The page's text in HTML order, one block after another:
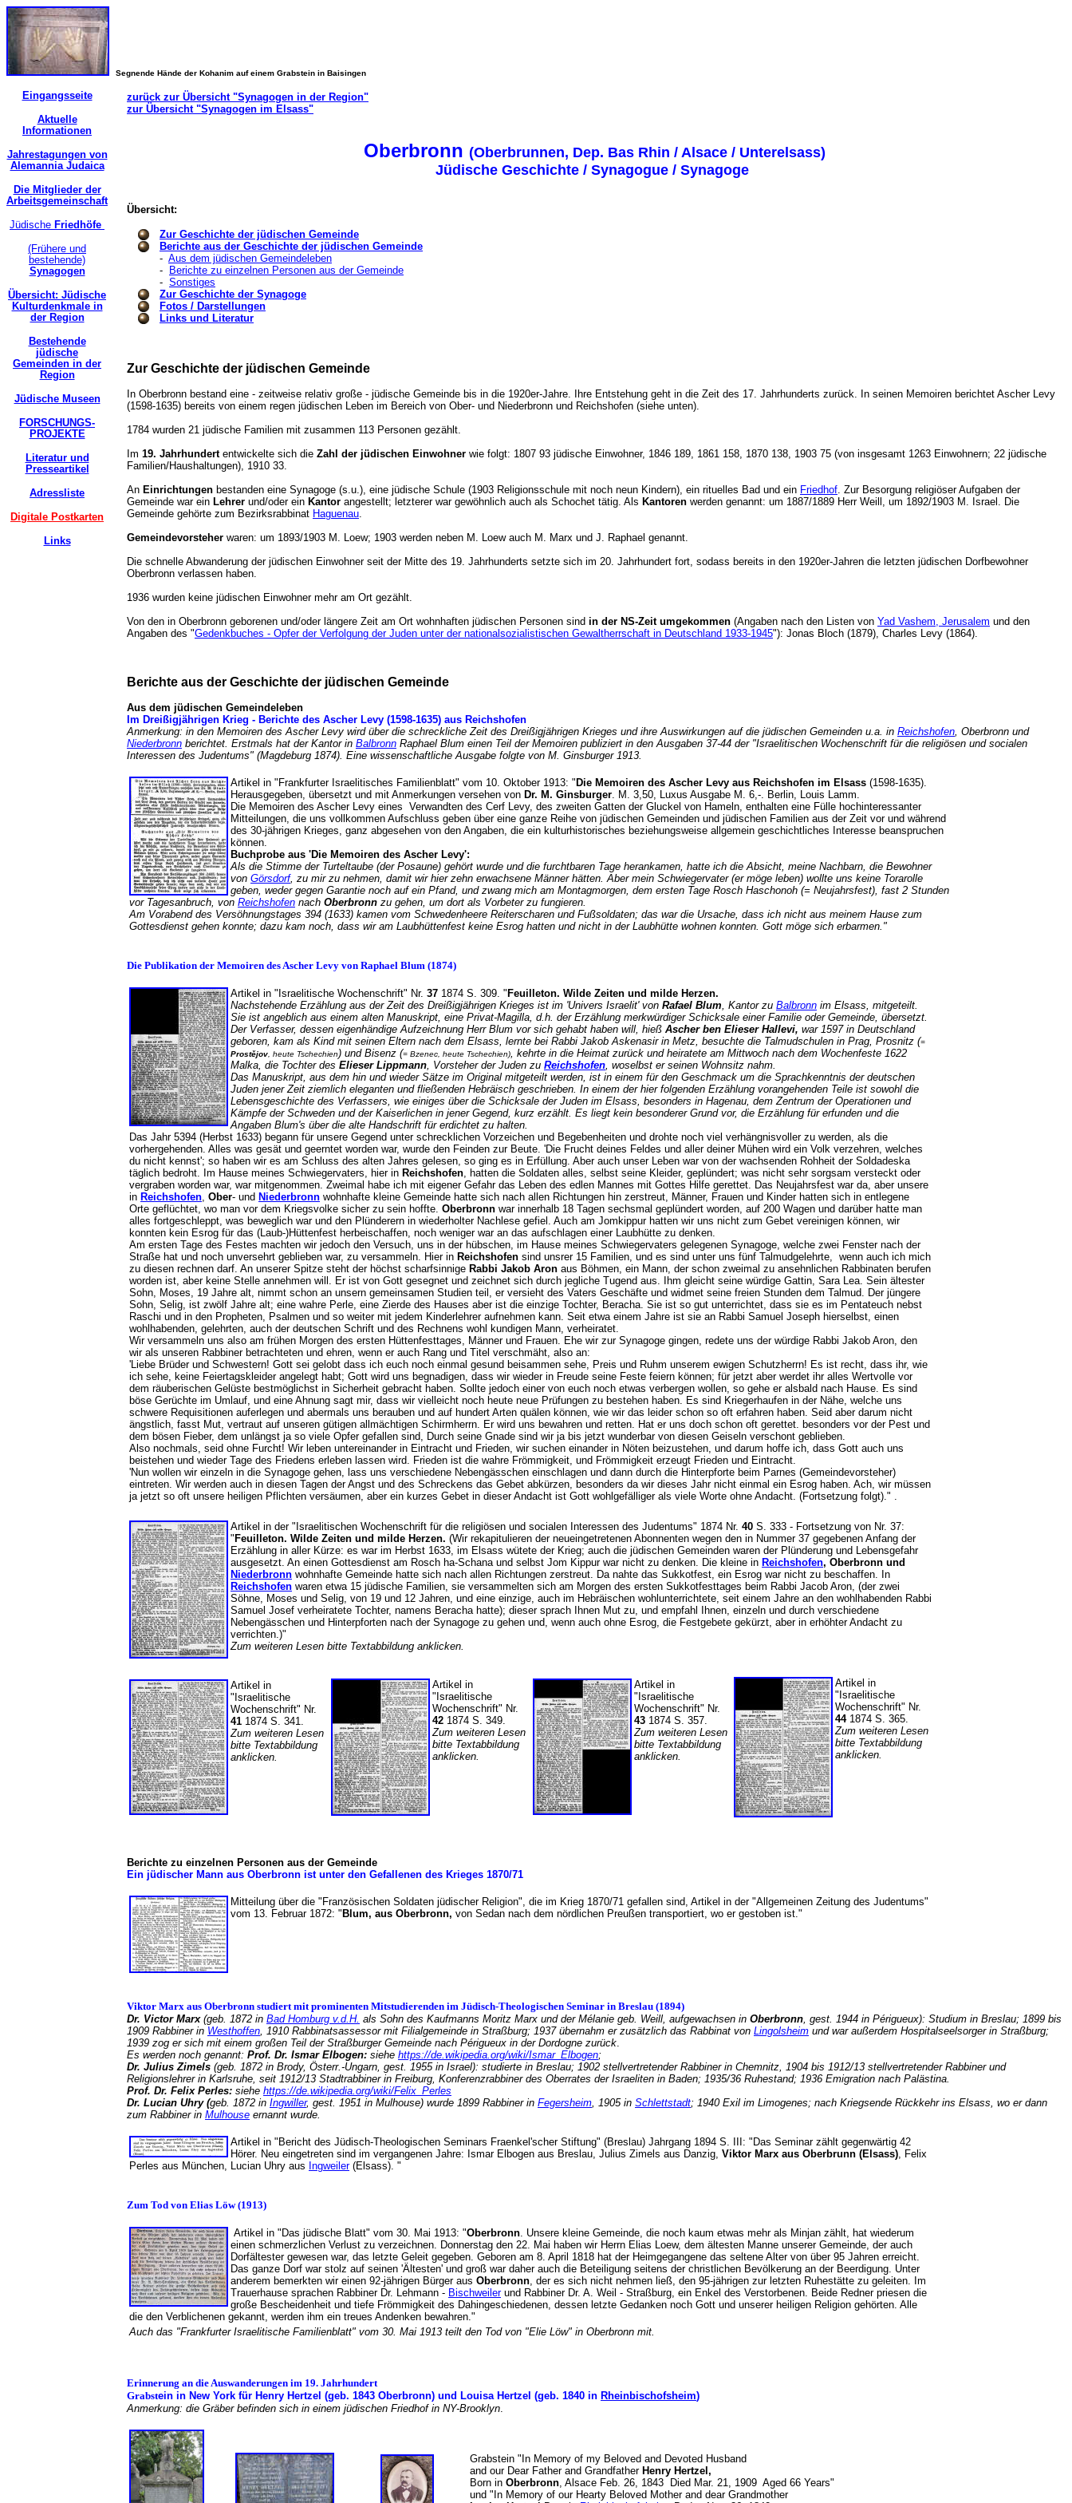
Segnende Hände der Kohanim auf einem Grabstein in Baisingen
Eingangsseite
Aktuelle
Informationen
Jahrestagungen von
Alemannia Judaica
Die Mitglieder der
Arbeitsgemeinschaft
Jüdische Friedhöfe
(Frühere und
bestehende)
Synagogen
Übersicht: Jüdische
Kulturdenkmale in
der Region
Bestehende
jüdische
Gemeinden in der
Region
Jüdische Museen
FORSCHUNGS-
PROJEKTE
Literatur und
Presseartikel
Adressliste
Digitale Postkarten
Links
zurück zur Übersicht "Synagogen in der Region"
zur Übersicht "Synagogen im Elsass"
Oberbronn (Oberbrunnen, Dep. Bas Rhin / Alsace / Unterelsass)
Jüdische Geschichte / Synagogue / Synagoge
Übersicht:
Zur Geschichte der jüdischen Gemeinde
Berichte aus der Geschichte der jüdischen Gemeinde
- Aus dem jüdischen Gemeindeleben
-
Berichte zu einzelnen Personen aus der Gemeinde
- Sonstiges
Zur Geschichte der Synagoge
Fotos / Darstellungen
Links und Literatur
Zur Geschichte der jüdischen Gemeinde
In Oberbronn bestand eine - zeitweise relativ große - jüdische Gemeinde bis in die 1920er-Jahre. Ihre Entstehung geht in die Zeit des 17. Jahrhunderts zurück. In seinen Memoiren berichtet Ascher Levy
(1598-1635) bereits von einem regen jüdischen Leben im Bereich von Ober- und Niederbronn und Reichshofen (siehe unten).
1784 wurden 21 jüdische Familien mit zusammen 113 Personen gezählt.
Im 19. Jahrhundert entwickelte sich die Zahl der jüdischen Einwohner wie folgt: 1807 93 jüdische Einwohner, 1846 189, 1861 158, 1870 138, 1903 75 (von insgesamt 1263 Einwohnern; 22 jüdische
Familien/Haushaltungen), 1910 33.
An Einrichtungen bestanden eine Synagoge (s.u.), eine jüdische Schule (1903 Religionsschule mit noch neun Kindern), ein rituelles Bad und ein Friedhof. Zur Besorgung religiöser Aufgaben der
Gemeinde war ein Lehrer und/oder ein Kantor angestellt; letzterer war gewöhnlich auch als Schochet tätig. Als Kantoren werden genannt: um 1887/1889 Herr Weill, um 1892/1903 M. Israel. Die
Gemeinde gehörte zum Bezirksrabbinat Haguenau.
Gemeindevorsteher waren: um 1893/1903 M. Loew; 1903 werden neben M. Loew auch M. Marx und J. Raphael genannt.
Die schnelle Abwanderung der jüdischen Einwohner seit der Mitte des 19. Jahrhunderts setzte sich im 20. Jahrhundert fort, sodass bereits in den 1920er-Jahren die letzten jüdischen Dorfbewohner
Oberbronn verlassen haben.
1936 wurden keine jüdischen Einwohner mehr am Ort gezählt.
Von den in Oberbronn geborenen und/oder längere Zeit am Ort wohnhaften jüdischen Personen sind in der NS-Zeit umgekommen (Angaben nach den Listen von Yad Vashem, Jerusalem und den
Angaben des "Gedenkbuches - Opfer der Verfolgung der Juden unter der nationalsozialistischen Gewaltherrschaft in Deutschland 1933-1945"): Jonas Bloch (1879), Charles Levy (1864).
Berichte aus der Geschichte der jüdischen Gemeinde
Aus dem jüdischen Gemeindeleben
Im Dreißigjährigen Krieg - Berichte des Ascher Levy (1598-1635) aus Reichshofen
Anmerkung: in den Memoiren des Ascher Levy wird über die schreckliche Zeit des Dreißigjährigen Krieges und ihre Auswirkungen auf die jüdischen Gemeinden u.a. in Reichshofen, Oberbronn und
Niederbronn berichtet. Erstmals hat der Kantor in Balbronn Raphael Blum einen Teil der Memoiren publiziert in den Ausgaben 37-44 der "Israelitischen Wochenschrift für die religiösen und socialen
Interessen des Judentums" (Magdeburg 1874). Eine wissenschaftliche Ausgabe folgte von M. Ginsburger 1913.
Artikel in "Frankfurter Israelitisches Familienblatt" vom 10. Oktober 1913: " Die Memoiren des Ascher Levy aus Reichshofen im Elsass (1598-1635).
Herausgegeben, übersetzt und mit Anmerkungen versehen von Dr. M. Ginsburger. M. 3,50, Luxus Ausgabe M. 6,-. Berlin, Louis Lamm.
Die Memoiren des Ascher Levy eines Verwandten des Cerf Levy, des zweiten Gatten der Gluckel von Hameln, enthalten eine Fülle hochinteressanter
Mitteilungen, die uns vollkommen Aufschluss geben über eine ganze Reihe von jüdischen Gemeinden und jüdischen Familien aus der Zeit vor und während
des 30-jährigen Krieges, ganz abgesehen von den Angaben, die ein kulturhistorisches beziehungsweise allgemein geschichtliches Interesse beanspruchen
können.
Buchprobe aus 'Die Memoiren des Ascher Levy':
Als die Stimme der Turteltaube (der Posaune) gehört wurde und die furchtbaren Tage herankamen, hatte ich die Absicht, meine Nachbarn, die Bewohner
von Görsdorf, zu mir zu nehmen, damit wir hier zehn erwachsene Männer hätten. Aber mein Schwiegervater (er möge leben) wollte uns keine Torarolle
geben, weder gegen Garantie noch auf ein Pfand, und zwang mich am Montagmorgen, dem ersten Tage Rosch Haschonoh (= Neujahrsfest), fast 2 Stunden
vor Tagesanbruch, von Reichshofen nach Oberbronn zu gehen, um dort als Vorbeter zu fungieren.
Am Vorabend des Versöhnungstages 394 (1633) kamen vom Schwedenheere Reiterscharen und Fußsoldaten; das war die Ursache, dass ich nicht aus meinem Hause zum
Gottesdienst gehen konnte; dazu kam noch, dass wir am Laubhüttenfest keine Esrog hatten und nicht in der Laubhütte wohnen konnten. Gott möge sich erbarmen."
Die Publikation der Memoiren des Ascher Levy von Raphael Blum (1874)
Artikel in "Israelitische Wochenschrift" Nr. 37 1874 S. 309. " Feuilleton. Wilde Zeiten und milde Herzen.
Nachstehende Erzählung aus der Zeit des Dreißigjährigen Krieges ist im 'Univers Israelit' von Rafael Blum, Kantor zu Balbronn im Elsass, mitgeteilt.
Sie ist angeblich aus einem alten Manuskript, eine Privat-Magilla, d.h. der Erzählung merkwürdiger Schicksale einer Familie oder Gemeinde, übersetzt.
Der Verfasser, dessen eigenhändige Aufzeichnung Herr Blum vor sich gehabt haben will, hieß Ascher ben Elieser Hallevi, war 1597 in Deutschland
geboren, kam als Kind mit seinen Eltern nach dem Elsass, lernte bei Rabbi Jakob Askenasir in Metz, besuchte die Talmudschulen in Prag, Prosnitz (=
Prostějov , heute Tschechien) und Bisenz (= Bzenec, heute Tschechien), kehrte in die Heimat zurück und heiratete am Mittwoch nach dem Wochenfeste 1622
Malka, die Tochter des Elieser Lippmann, Vorsteher der Juden zu Reichshofen, woselbst er seinen Wohnsitz nahm.
Das Manuskript, aus dem hin und wieder Sätze im Original mitgeteilt werden, ist in einem für den Geschmack um die Sprachkenntnis der deutschen
Juden jener Zeit ziemlich eleganten und fließenden Hebräisch geschrieben. In einem der hier folgenden Erzählung vorangehenden Teile ist sowohl die
Lebensgeschichte des Verfassers, wie einiges über die Schicksale der Juden im Elsass, besonders in Hagenau, dem Zentrum der Operationen und
Kämpfe der Schweden und der Kaiserlichen in jener Gegend, kurz erzählt. Es liegt kein besonderer Grund vor, die Erzählung für erfunden und die
Angaben Blum's über die alte Handschrift für erdichtet zu halten.
Das Jahr 5394 (Herbst 1633) begann für unsere Gegend unter schrecklichen Vorzeichen und Begebenheiten und drohte noch viel verhängnisvoller zu werden, als die
vorhergehenden. Alles was gesät und geerntet worden war, wurde den Feinden zur Beute. 'Die Frucht deines Feldes und aller deiner Mühen wird ein Volk verzehren, welches
du nicht kennst'; so haben wir es am Schluss des alten Jahres gelesen, so ging es in Erfüllung. Aber auch unser Leben war von der wachsenden Rohheit der Soldadeska
täglich bedroht. Im Hause meines Schwiegervaters, hier in Reichshofen, hatten die Soldaten alles, selbst seine Kleider, geplündert; was nicht sehr sorgsam versteckt oder
vergraben worden war, war mitgenommen. Zweimal habe ich mit eigener Gefahr das Leben des edlen Mannes mit Gottes Hilfe gerettet. Das Neujahrsfest war da, aber unsere
in Reichshofen, Ober- und Niederbronn wohnhafte kleine Gemeinde hatte sich nach allen Richtungen hin zerstreut, Männer, Frauen und Kinder hatten sich in entlegene
Orte geflüchtet, wo man vor dem Kriegsvolke sicher zu sein hoffte. Oberbronn war innerhalb 18 Tagen sechsmal geplündert worden, auf 200 Wagen und darüber hatte man
alles fortgeschleppt, was beweglich war und den Plünderern in wiederholter Nachlese gefiel. Auch am Jomkippur hatten wir uns nicht zum Gebet vereinigen können, wir
konnten kein Esrog für das (Laub-)Hüttenfest herbeischaffen, noch weniger war an das aufschlagen einer Laubhütte zu denken.
Am ersten Tage des Festes machten wir jedoch den Versuch, uns in der hübschen, im Hause meines Schwiegervaters gelegenen Synagoge, welche zwei Fenster nach der
Straße hat und noch unversehrt geblieben war, zu versammeln. Hier in Reichshofen sind unsrer 15 Familien, und es sind unter uns fünf Talmudgelehrte, wenn auch ich mich
zu diesen rechnen darf. An unserer Spitze steht der höchst scharfsinnige Rabbi Jakob Aron aus Böhmen, ein Mann, der schon zweimal zu ansehnlichen Rabbinaten berufen
worden ist, aber keine Stelle annehmen will. Er ist von Gott gesegnet und zeichnet sich durch jegliche Tugend aus. Ihm gleicht seine würdige Gattin, Sara Lea. Sein ältester
Sohn, Moses, 19 Jahre alt, nimmt schon an unsern gemeinsamen Studien teil, er versieht des Vaters Geschäfte und widmet seine freien Stunden dem Talmud. Der jüngere
Sohn, Selig, ist zwölf Jahre alt; eine wahre Perle, eine Zierde des Hauses aber ist die einzige Tochter, Beracha. Sie ist so gut unterrichtet, dass sie es im Pentateuch nebst
Raschi und in den Propheten, Psalmen und so weiter mit jedem Kinderlehrer aufnehmen kann. Seit etwa einem Jahre ist sie an Rabbi Samuel Joseph hierselbst, einen
wohlhabenden, gelehrten, auch der deutschen Schrift und des Rechnens wohl kundigen Mann, verheiratet.
Wir versammeln uns also am frühen Morgen des ersten Hüttenfesttages, Männer und Frauen. Ehe wir zur Synagoge gingen, redete uns der würdige Rabbi Jakob Aron, den
wir als unseren Rabbiner betrachteten und ehren, wenn er auch Rang und Titel verschmäht, also an:
'Liebe Brüder und Schwestern! Gott sei gelobt dass ich euch noch einmal gesund beisammen sehe, Preis und Ruhm unserem ewigen Schutzherrn! Es ist recht, dass ihr, wie
ich sehe, keine Feiertagskleider angelegt habt; Gott wird uns begnadigen, dass wir wieder in Freude seine Feste feiern können; für jetzt aber werdet ihr alles Wertvolle vor
dem räuberischen Gelüste bestmöglichst in Sicherheit gebracht haben. Sollte jedoch einer von euch noch etwas verbergen wollen, so gehe er alsbald nach Hause. Es sind
böse Gerüchte im Umlauf, und eine Ahnung sagt mir, dass wir vielleicht noch heute neue Prüfungen zu bestehen haben. Es sind Kriegerhaufen in der Nähe, welche uns
schwere Requisitionen auferlegen und abermals uns berauben und auf hundert Arten quälen können, wie wir das leider schon so oft erfahren haben. Seid aber darum nicht
ängstlich, fasst Mut, vertraut auf unseren gütigen allmächtigen Schirmherrn. Er wird uns bewahren und retten. Hat er uns doch schon oft gerettet. besonders vor der Pest und
dem bösen Fieber, dem unlängst ja so viele Opfer gefallen sind, Durch seine Gnade sind wir ja bis jetzt wunderbar von diesen Geiseln verschont geblieben.
Also nochmals, seid ohne Furcht! Wir leben untereinander in Eintracht und Frieden, wir suchen einander in Nöten beizustehen, und darum hoffe ich, dass Gott auch uns
beistehen und wieder Tage des Friedens erleben lassen wird. Frieden ist die wahre Frömmigkeit, und Frömmigkeit erzeugt Frieden und Eintracht.
'Nun wollen wir einzeln in die Synagoge gehen, lass uns verschiedene Nebengässchen einschlagen und dann durch die Hinterpforte beim Parnes (Gemeindevorsteher)
eintreten. Wir werden auch in diesen Tagen der Angst und des Schreckens das Gebet abkürzen, besonders da wir dieses Jahr nicht einmal ein Esrog haben. Ach, wir müssen
ja jetzt so oft unsere heiligen Pflichten versäumen, aber ein kurzes Gebet in dieser Andacht ist Gott wohlgefälliger als viele Worte ohne Andacht. (Fortsetzung folgt)." .
Artikel in der "Israelitischen Wochenschrift für die religiösen und socialen Interessen des Judentums" 1874 Nr. 40 S. 333 - Fortsetzung von Nr. 37:
" Feuilleton. Wilde Zeiten und milde Herzen. (Wir rekapitulieren der neueingetretenen Abonnenten wegen den in Nummer 37 gegebenen Anfang der
Erzählung in aller Kürze: es war im Herbst 1633, im Elsass wütete der Krieg; auch die jüdischen Gemeinden waren der Plünderung und Lebensgefahr
ausgesetzt. An einen Gottesdienst am Rosch ha-Schana und selbst Jom Kippur war nicht zu denken. Die kleine in Reichshofen, Oberbronn und
Niederbronn wohnhafte Gemeinde hatte sich nach allen Richtungen zerstreut. Da nahte das Sukkotfest, ein Esrog war nicht zu beschaffen. In
Reichshofen waren etwa 15 jüdische Familien, sie versammelten sich am Morgen des ersten Sukkotfesttages beim Rabbi Jacob Aron, (der zwei
Söhne, Moses und Selig, von 19 und 12 Jahren, und eine einzige, auch im Hebräischen wohlunterrichtete, seit einem Jahre an den wohlhabenden Rabbi
Samuel Josef verheiratete Tochter, namens Beracha hatte); dieser sprach Ihnen Mut zu, und empfahl Ihnen, einzeln und durch verschiedene
Nebengässchen und Hinterpforten nach der Synagoge zu gehen und, wenn auch ohne Esrog, die Festgebete gekürzt, aber in erhöhter Andacht zu
verrichten.)"
Zum weiteren Lesen bitte Textabbildung anklicken.
Artikel in
"Israelitische
Wochenschrift" Nr.
41 1874 S. 341.
Zum weiteren Lesen
bitte Textabbildung
anklicken.
Artikel in
"Israelitische
Wochenschrift" Nr.
42 1874 S. 349.
Zum weiteren Lesen
bitte Textabbildung
anklicken.
Artikel in
"Israelitische
Wochenschrift" Nr.
43 1874 S. 357.
Zum weiteren Lesen
bitte Textabbildung
anklicken.
Artikel in
"Israelitische
Wochenschrift" Nr.
44 1874 S. 365.
Zum weiteren Lesen
bitte Textabbildung
anklicken.
Berichte zu einzelnen Personen aus der Gemeinde
Ein jüdischer Mann aus Oberbronn ist unter den Gefallenen des Krieges 1870/71
Mitteilung über die "Französischen Soldaten jüdischer Religion", die im Krieg 1870/71 gefallen sind, Artikel in der "Allgemeinen Zeitung des Judentums"
vom 13. Februar 1872: " Blum, aus Oberbronn, von Sedan nach dem nördlichen Preußen transportiert, wo er gestoben ist."
Viktor Marx aus Oberbronn studiert mit prominenten Mitstudierenden im Jüdisch-Theologischen Seminar in Breslau (1894)
Dr. Victor Marx(geb. 1872 in Bad Homburg v.d.H. als Sohn des Kaufmanns Moritz Marx und der Mélanie geb. Weill, aufgewachsen in Oberbronn, gest. 1944 in Périgueux): Studium in Breslau; 1899 bis
1909 Rabbiner in Westhoffen, 1910 Rabbinatsassessor mit Filialgemeinde in Straßburg; 1937 übernahm er zusätzlich das Rabbinat von Lingolsheim und war außerdem Hospitalseelsorger in Straßburg;
1939 zog er sich mit einem großen Teil der Straßburger Gemeinde nach Périgueux in der Dordogne zurück.
Es werden noch genannt: Prof. Dr. Ismar Elbogen: siehe https://de.wikipedia.org/wiki/Ismar_Elbogen;
Dr. Julius Zimels (geb. 1872 in Brody, Österr.-Ungarn, gest. 1955 in Israel): studierte in Breslau; 1902 stellvertretender Rabbiner in Chemnitz, 1904 bis 1912/13 stellvertretender Rabbiner und
Religionslehrer in Karlsruhe, seit 1912/13 Stadtrabbiner in Freiburg, Konferenzrabbiner des Oberrates der Israeliten in Baden; 1935/36 Ruhestand; 1936 Emigration nach Palästina.
Prof. Dr. Felix Perles: siehe https://de.wikipedia.org/wiki/Felix_Perles
Dr. Lucian Uhry (geb. 1872 in Ingwiller, gest. 1951 in Mulhouse) wurde 1899 Rabbiner in Fegersheim, 1905 in Schlettstadt; 1940 Exil im Limogenes; nach Kriegsende Rückkehr ins Elsass, wo er dann
zum Rabbiner in Mulhouse ernannt wurde.
Artikel in "Bericht des Jüdisch-Theologischen Seminars Fraenkel'scher Stiftung" (Breslau) Jahrgang 1894 S. III: "Das Seminar zählt gegenwärtig 42
Hörer. Neu eingetreten sind im vergangenen Jahre: Ismar Elbogen aus Breslau, Julius Zimels aus Danzig, Viktor Marx aus Oberbrunn (Elsass), Felix
Perles aus München, Lucian Uhry aus Ingweiler(Elsass). "
Zum Tod von Elias Löw (1913)
Artikel in "Das jüdische Blatt" vom 30. Mai 1913: "Oberbronn. Unsere kleine Gemeinde, die noch kaum etwas mehr als Minjan zählt, hat wiederum
einen schmerzlichen Verlust zu verzeichnen. Donnerstag den 22. Mai haben wir Herrn Elias Loew, dem ältesten Manne unserer Gemeinde, der auch
Dorfältester gewesen war, das letzte Geleit gegeben. Geboren am 8. April 1818 hat der Heimgegangene das seltene Alter von über 95 Jahren erreicht.
Das ganze Dorf war stolz auf seinen 'Ältesten' und groß war daher auch die Beteiligung seitens der christlichen Bevölkerung an der Beerdigung. Unter
anderem bemerkten wir einen 92-jährigen Bürger aus Oberbronn, der es sich nicht nehmen ließ, den 95-jährigen zur letzten Ruhestätte zu geleiten. Im
Trauerhause sprachen Rabbiner Dr. Lehmann - Bischweilerund Rabbiner Dr. A. Weil - Straßburg, ein Enkel des Verstorbenen. Beide Redner priesen die
große Bescheidenheit und tiefe Frömmigkeit des Dahingeschiedenen, dessen letzte Gedanken noch Gott und unserer heiligen Religion gehörten. Alle
die den Verblichenen gekannt, werden ihm ein treues Andenken bewahren."
Auch das "Frankfurter Israelitische Familienblatt" vom 30. Mai 1913 teilt den Tod von "Elie Löw" in Oberbronn mit.
Erinnerung an die Auswanderungen im 19. Jahrhundert
Grabstein in New York für Henry Hertzel (geb. 1843 Oberbronn) und Louisa Hertzel (geb. 1840 in Rheinbischofsheim)
Anmerkung: die Gräber befinden sich in einem jüdischen Friedhof in NY-Brooklyn.
Grabstein "In Memory of my Beloved and Devoted Husband
and our Dear Father and Grandfather Henry Hertzel,
Born in Oberbronn, Alsace Feb. 26, 1843 Died Mar. 21, 1909 Aged 66 Years"
und "In Memory of our Hearty Beloved Mother and dear Grandmother